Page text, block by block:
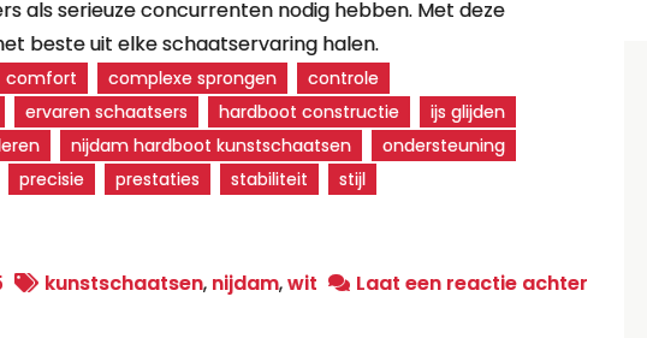
als serieuze concurrenten nodig hebben. Met deze
beste uit elke schaatservaring halen.
comfort complexe sprongen
controle
ervaren schaatsers hardboot constructie
ijs glijden
nijdam hardboot kunstschaatsen
ondersteuning
precisie prestaties stabiliteit
stijl
kunstschaatsen, nijdam,wit Laat een reactie achterop